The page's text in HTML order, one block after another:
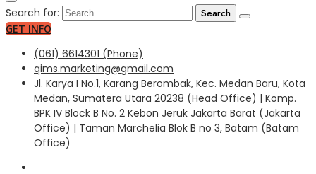
Search for:
GET INFO
(061) 6614301 (Phone)
qims.marketing@gmail.com
Jl. Karya I No.1, Karang Berombak, Kec. Medan Baru, Kota
Medan, Sumatera Utara 20238 (Head Office) | Komp.
BPK IV Block B No. 2 Kebon Jeruk Jakarta Barat (Jakarta
Office) | Taman Marchelia Blok B no 3, Batam (Batam
Office)